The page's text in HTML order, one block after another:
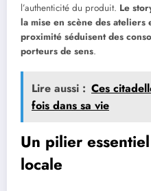
l’authenticité du produit. Le
la mise en scène des
proximité séduisent des
porteurs de sens.
Lire aussi : Ces
fois dans sa vie
Un pilier
locale